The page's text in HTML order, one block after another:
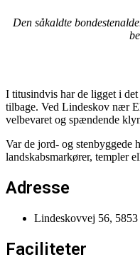
Den såkaldte
I titusindvis har de ligget i
tilbage. Ved Lindeskov nær
velbevaret og spændende
Var de jord- og stenbyggede
landskabsmarkører, templer
Adresse
Lindeskovvej 56,
Faciliteter